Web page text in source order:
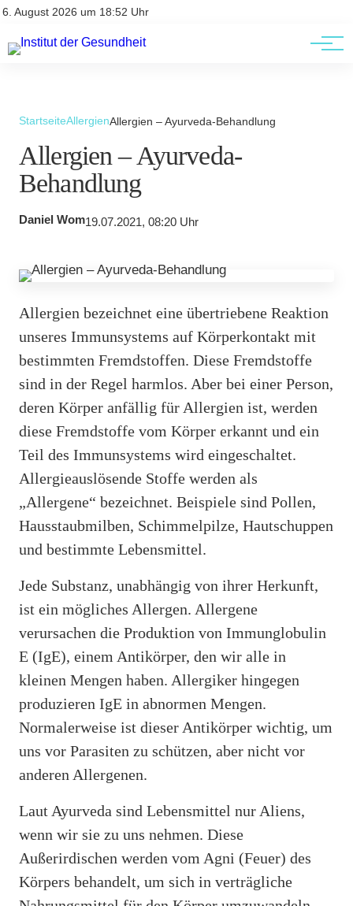
6. August 2026 um 18:52 Uhr
Kontakt
Kontakt
AGBs
StartseiteAllergienAllergien – Ayurveda-Behandlung
Allergien – Ayurveda-
Behandlung
Daniel Wom19.07.2021, 08:20 Uhr
Allergien bezeichnet eine übertriebene Reaktion
unseres Immunsystems auf Körperkontakt mit
bestimmten Fremdstoffen. Diese Fremdstoffe
sind in der Regel harmlos. Aber bei einer Person,
deren Körper anfällig für Allergien ist, werden
diese Fremdstoffe vom Körper erkannt und ein
Teil des Immunsystems wird eingeschaltet.
Allergieauslösende Stoffe werden als
„Allergene“ bezeichnet. Beispiele sind Pollen,
Hausstaubmilben, Schimmelpilze, Hautschuppen
und bestimmte Lebensmittel.
Jede Substanz, unabhängig von ihrer Herkunft,
ist ein mögliches Allergen. Allergene
verursachen die Produktion von Immunglobulin
E (IgE), einem Antikörper, den wir alle in
kleinen Mengen haben. Allergiker hingegen
produzieren IgE in abnormen Mengen.
Normalerweise ist dieser Antikörper wichtig, um
uns vor Parasiten zu schützen, aber nicht vor
anderen Allergenen.
Laut Ayurveda sind Lebensmittel nur Aliens,
wenn wir sie zu uns nehmen. Diese
Außerirdischen werden vom Agni (Feuer) des
Körpers behandelt, um sich in verträgliche